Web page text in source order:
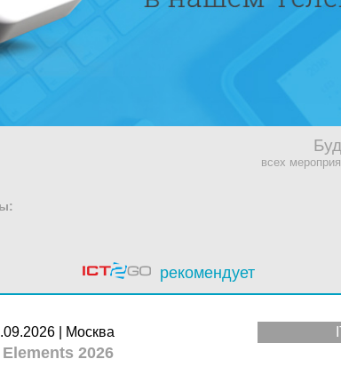
всех
рекомендует
| Москва
Elements 2026